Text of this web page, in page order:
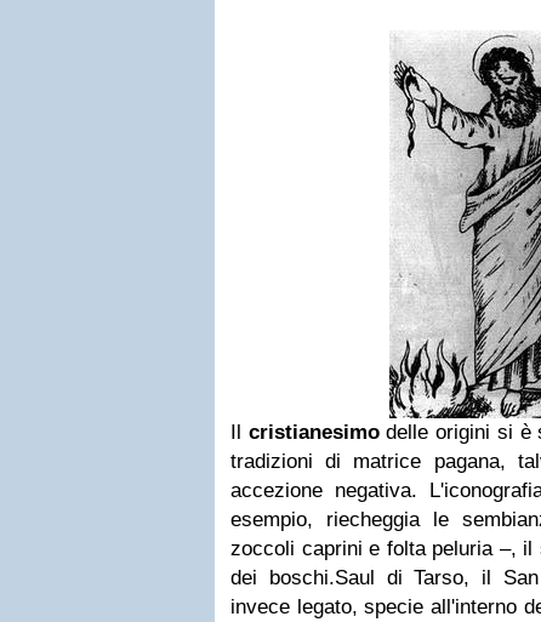
Il cristianesimodelle origini si è
tradizioni di matrice pagana,
accezione negativa.
esempio, riecheggia le
zoccoli caprini e folta peluria –,
dei boschi.Saul di Tarso, il
invece legato, specie all'interno